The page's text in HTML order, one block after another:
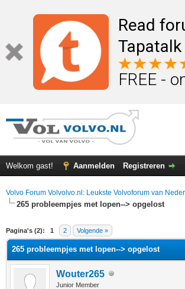
Read
Tapatalk
FREE -
Welkom gast! Aanmelden Registreren
Volvo Forum Volvolvo.nl: Leukste Volvoforum van
265 probleempjes met lopen--> opgelost
Pagina's (2): 1 2 Volgende »
waardering is 0
265 probleempjes met lopen--> opgelost
Wouter265
Junior Member